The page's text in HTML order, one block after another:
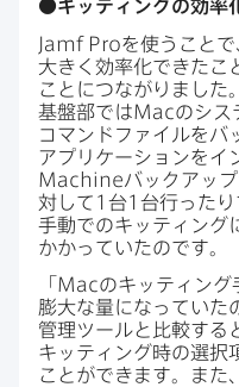
●キッティングの​効率
Jamf Proを​使う​ことで
大きく​効率化できたこ
ことに​つながりました
基盤部ではMacの​シス
コマンドファイルを​バ
アプリケーションを​イ
Machineバックアッ
対して 1台1台行ったり
手動での​キッティング
かかっていたのです。
「 Macの​キッティング
膨大な​量に​なっていた
管理ツールと​比較する
キッティング時の​選択
ことができます。​また、